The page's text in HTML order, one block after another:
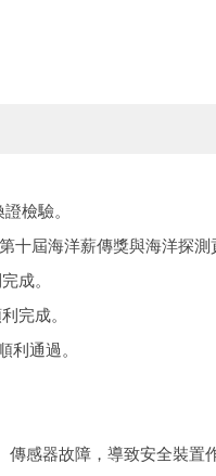
檢驗。
十屆海洋薪傳獎與海洋探測
成。
完成。
利通過。
感器故障，導致安全裝置